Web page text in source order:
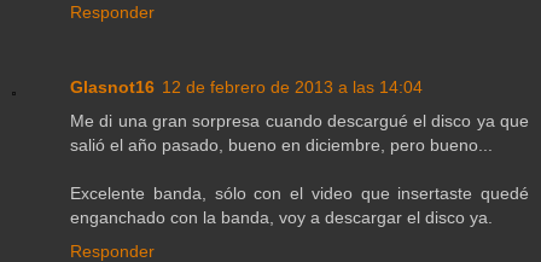
Responder
Glasnot16 12 de febrero de 2013 a las 14:04
Me di una gran sorpresa cuando descargué el disco ya que
salió el año pasado, bueno en diciembre, pero bueno...
Excelente banda, sólo con el video que insertaste quedé
enganchado con la banda, voy a descargar el disco ya.
Responder